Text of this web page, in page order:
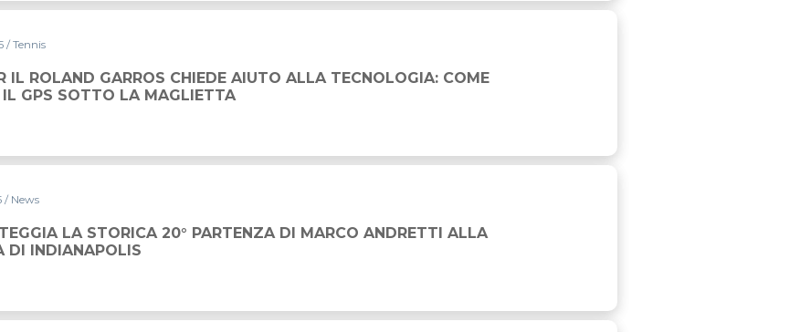
/ Tennis
IL ROLAND GARROS CHIEDE AIUTO ALLA TECNOLOGIA: COME
GPS SOTTO LA MAGLIETTA
PARTENZA DI MARCO ANDRETTI ALLA 500 MIGLIA DI INDIANAPOLIS
/ News
LA STORICA 20° PARTENZA DI MARCO ANDRETTI ALLA
DI INDIANAPOLIS